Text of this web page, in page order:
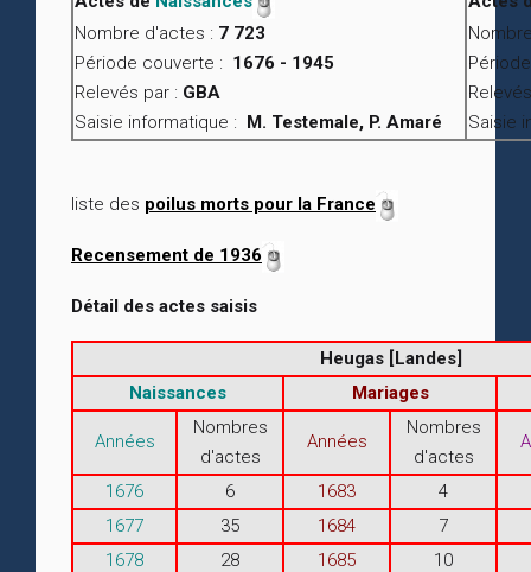
Nombre d'actes : 7 723
Période couverte : 1676 - 1945
Relevés par : GBA
Saisie informatique : M. Testemale, P. Amaré
Saisie
liste des poilus morts pour la France
Recensement de 1936
Détail des actes saisis
Heugas [Landes]
Naissances
Mariages
Années
Nombres
d'actes
Années
Nombres
d'actes
1676 6 1683
4
1677
35 1684
7
1678
28 1685
10